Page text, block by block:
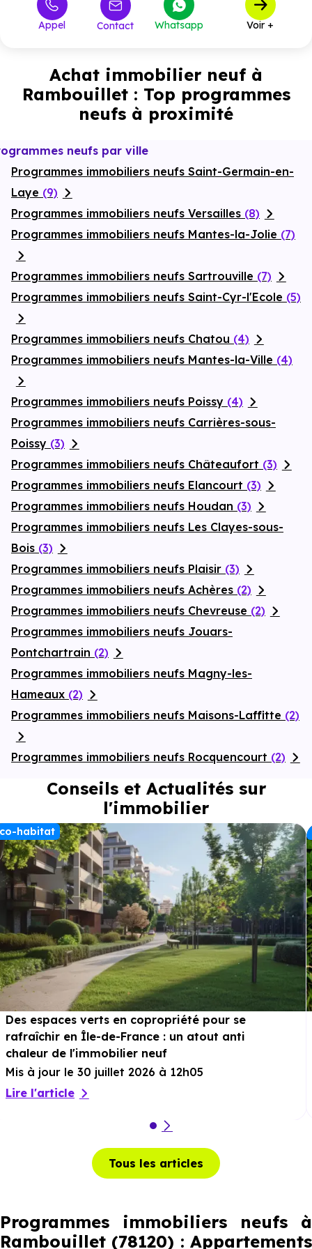
à partir de 422 000 €
à partir de 452 000 €
Appel Contact Whatsapp Voir +
Achat immobilier neuf à
Rambouillet : Top programmes
neufs à proximité
neufs par ville
Programmes immobiliers neufs Saint-Germain-en-
Laye (9)
Programmes immobiliers neufs Versailles (8)
Programmes immobiliers neufs Mantes-la-Jolie (7)
Programmes immobiliers neufs Sartrouville (7)
Programmes immobiliers neufs Saint-Cyr-l'Ecole (5)
Programmes immobiliers neufs Chatou (4)
Programmes immobiliers neufs Mantes-la-Ville (4)
Programmes immobiliers neufs Poissy (4)
Programmes immobiliers neufs Carrières-sous-
Poissy (3)
Programmes immobiliers neufs Châteaufort (3)
Programmes immobiliers neufs Elancourt (3)
Programmes immobiliers neufs Houdan (3)
Programmes immobiliers neufs Les Clayes-sous-
Bois (3)
Programmes immobiliers neufs Plaisir (3)
Programmes immobiliers neufs Achères (2)
Programmes immobiliers neufs Chevreuse (2)
Programmes immobiliers neufs Jouars-
Pontchartrain (2)
Programmes immobiliers neufs Magny-les-
Hameaux (2)
Programmes immobiliers neufs Maisons-Laffitte (2)
Programmes immobiliers neufs Rocquencourt (2)
Conseils et Actualités sur
l'immobilier
habitat
Des espaces verts en copropriété pour se
rafraîchir en Île-de-France : un atout anti
chaleur de l'immobilier neuf
Mis à jour le 30 juillet 2026 à 12h05
Lire l'article
Tous les articles
Programmes immobiliers neufs à
Rambouillet (78120) : Appartements